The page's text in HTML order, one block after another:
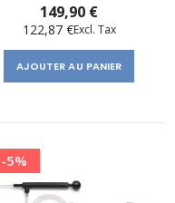
149,90 €
122,87 €
AJOUTER AU PANIER
-5%